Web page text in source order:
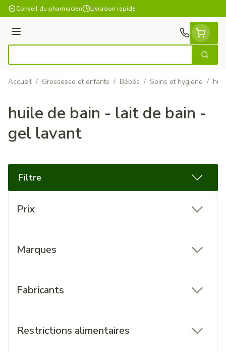
Aller au contenu
Conseil du pharmacien Livraison rapide
Menu
Accueil / Grossesse et enfants / Bébés / Soins et hygiene /
huile de bain - lait de bain -
gel lavant
Filtre
Prix
Marques
Fabricants
Restrictions alimentaires